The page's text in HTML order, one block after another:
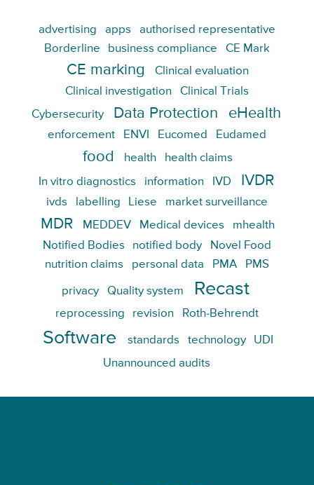
advertising apps
authorised representative
Borderline
business compliance CE Mark
CE marking
Clinical evaluation
Clinical investigation
Clinical Trials
Cybersecurity
Data Protection eHealth
enforcement ENVI Eucomed Eudamed
food health health claims
In vitro diagnostics information IVD IVDR
ivds labelling Liese market surveillance
MDR MEDDEV Medical devices
mhealth
Notified Bodies
notified body
Novel Food
nutrition claims
personal data PMA PMS
privacy Quality system Recast
reprocessing revision Roth-Behrendt
Software standards technology
UDI
Unannounced audits